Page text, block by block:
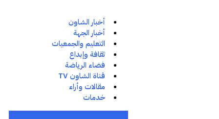
أخبار الشاون
أخبار الجهة
التعليم والجمعيات
ثقافة وإبداع
فضاء الرياضة
قناة الشاون TV
مقالات وأراء
خدمات